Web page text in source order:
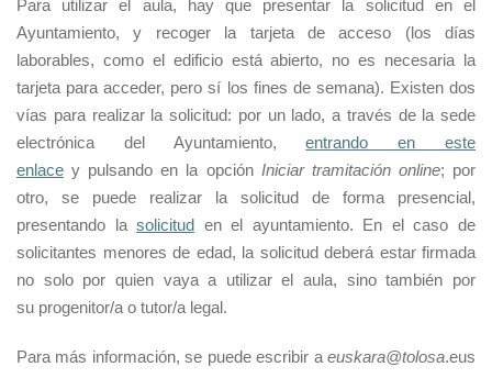
Para utilizar el aula, hay que presentar la solicitud en el
Ayuntamiento, y recoger la tarjeta de acceso (los días
laborables, como el edificio está abierto, no es necesaria la
tarjeta para acceder, pero sí los fines de semana). Existen dos
vías para realizar la solicitud: por un lado, a través de la sede
electrónica del Ayuntamiento,entrando en este
enlace y pulsando en la opción Iniciar tramitación online; por
otro, se puede realizar la solicitud de forma presencial,
presentando lasolicitud en el ayuntamiento. En el caso de
solicitantes menores de edad, la solicitud deberá estar firmada
no solo por quien vaya a utilizarel aula, sino también por
su progenitor/a o tutor/a legal.
Para más información, se puede escribir a euskara@tolosa.eus